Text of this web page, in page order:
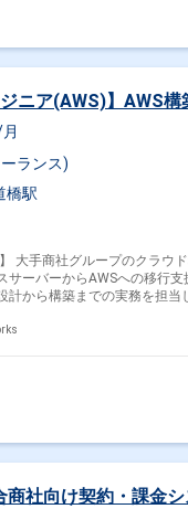
ジニア(AWS)】AWS
ランス)
橋駅
に
サーバーからAWSへの移行支
構築までの実務を担当します。 【
サービス選定 ・AWS環境の設計・構築
商社向け契約・課金